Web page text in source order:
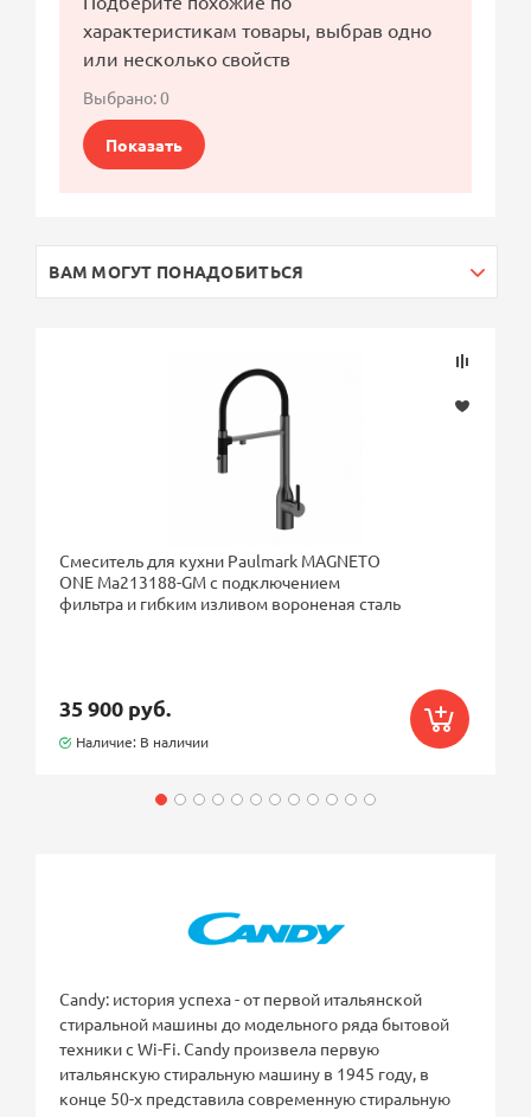
характеристикам товары, выбрав одно
или несколько свойств
Выбрано:0
Показать
ВАМ МОГУТ ПОНАДОБИТЬСЯ
Смеситель для кухни Paulmark MAGNETO
ONE Ma213188-GM с подключением
фильтра и гибким изливом вороненая сталь
35 900 руб.
Наличие: В наличии
Candy: история успеха - от первой итальянской
стиральной машины до модельного ряда бытовой
техники с Wi-Fi. Candy произвела первую
итальянскую стиральную машину в 1945 году, в
конце 50-х представила современную стиральную